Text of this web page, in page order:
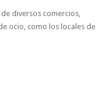
diversos comercios,
ocio, como los locales de